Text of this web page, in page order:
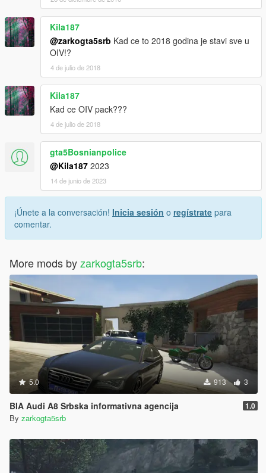
Kila187
@zarkogta5srb Kad ce to 2018 godina je stavi sve u
OIV!?
4 de julio de 2018
Kila187
Kad ce OIV pack???
4 de julio de 2018
gta5Bosnianpolice
@Kila187 2023
14 de junio de 2023
¡Únete a la conversación! Inicia sesión o regístrate para
comentar.
More mods byzarkogta5srb:
5.0 913 3
BIA Audi A8 Srbska informativna agencija 1.0
By zarkogta5srb